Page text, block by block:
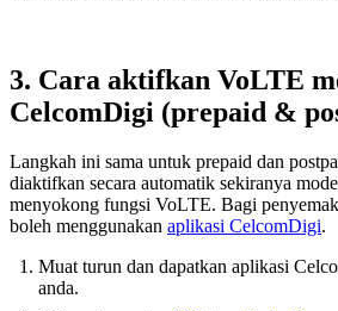
3. Cara aktifkan VoLTE
CelcomDigi (prepaid &
Langkah ini sama untuk prepaid dan
diaktifkan secara automatik sekiranya
menyokong fungsi VoLTE. Bagi
boleh menggunakan aplikasi CelcomDigi.
Muat turun dan dapatkan aplikasi
anda.